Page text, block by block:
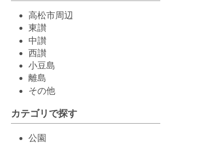
高松市周辺
東讃
中讃
西讃
小豆島
離島
その他
カテゴリで探す
公園